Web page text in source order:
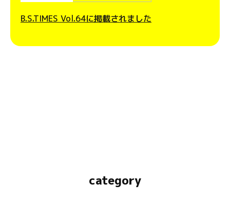
B.S.TIMES Vol.64に掲載されました
category